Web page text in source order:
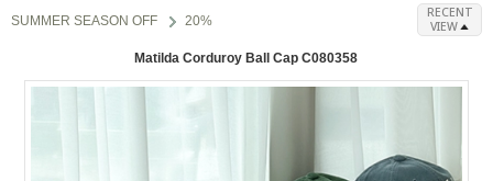
SUMMER SEASON OFF 20%
RECENT
VIEW
Matilda Corduroy Ball Cap C080358